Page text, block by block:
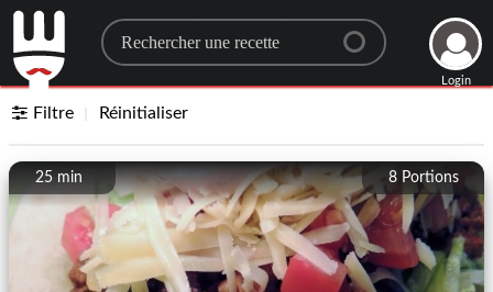
Search for a recipe
Login
Filtre Réinitialiser
8 Portions
25 min